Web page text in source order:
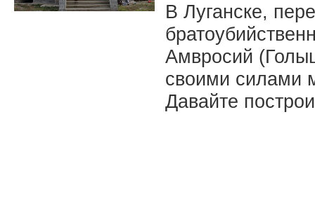
В Луганске,
Амвросий
своими силами
Давайте